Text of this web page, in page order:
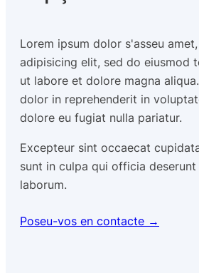
Lorem ipsum dolor s'asseu
adipisicing elit, sed do eiusmod
ut labore et dolore magna
dolor in reprehenderit in
dolore eu fugiat nulla pariatur.
Excepteur sint occaecat
sunt in culpa qui officia
laborum.
Poseu-vos en contacte →